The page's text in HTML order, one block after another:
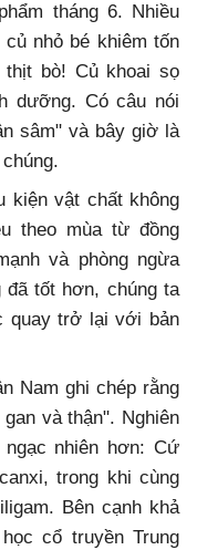
tháng 6. Nhiều
nhỏ bé khiêm tốn
bò! Củ khoai sọ
dưỡng. Có câu nói
sâm" và bây giờ là
kiện vật chất không
theo mùa từ đồng
và phòng ngừa
đã tốt hơn, chúng ta
quay trở lại với bản
Nam ghi chép rằng
và thận". Nghiên
nhiên hơn: Cứ
trong khi cùng
Bên cạnh khả
cổ truyền Trung